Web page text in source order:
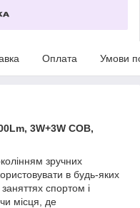
Оплата Умови
3W+3W COB,
зручних
в будь-яких
спортом і
місця, де